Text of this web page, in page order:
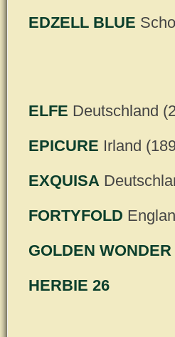
EDZELL BLUE
ELFE Deutschland
EPICURE Irland
EXQUISA
FORTYFOLD
GOLDEN WONDER
HERBIE 26